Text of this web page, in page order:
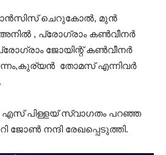
ചെറുകോൽ, മുൻ
, പ്രോഗ്രാം കൺവീനർ
ജോയിന്റ് കൺവീനർ
തോമസ് എന്നിവർ
എസ് പിള്ളയ്‌ സ്വാഗതം പറഞ്ഞ
ജോൺ നന്ദി രേഖപ്പെടുത്തി.